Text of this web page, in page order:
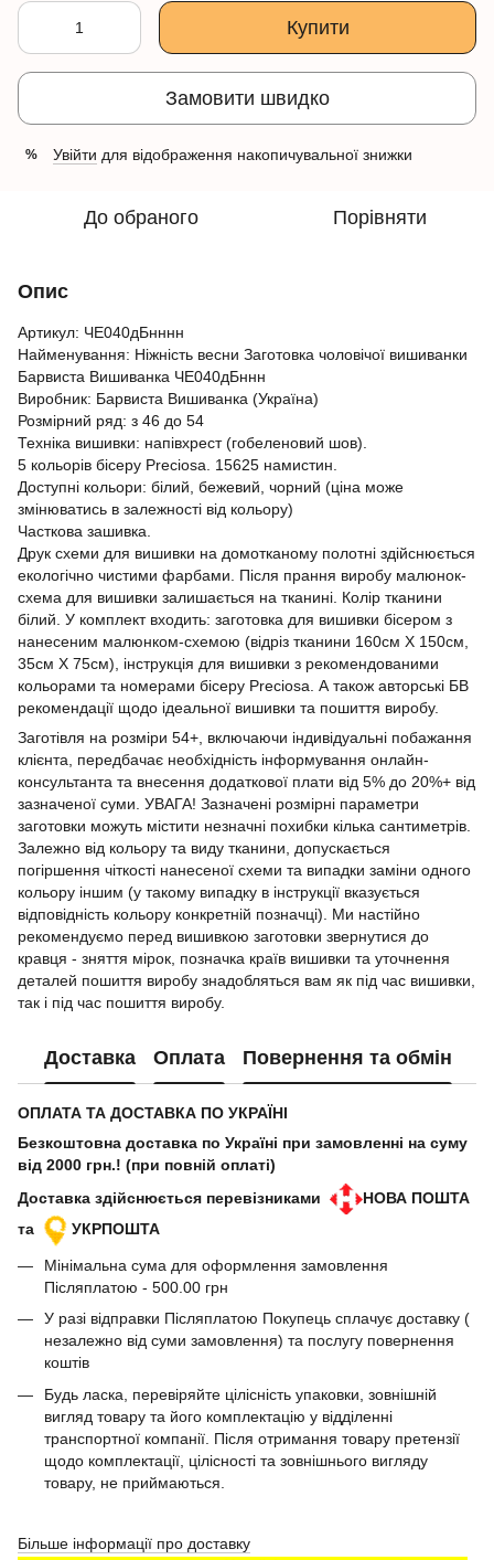
Купити
Замовити швидко
% Увійти для відображення накопичувальної знижки
До обраного Порівняти
Опис
Артикул: ЧЕ040дБнннн
Найменування: Ніжність весни Заготовка чоловічої вишиванки
Барвиста Вишиванка ЧЕ040дБннн
Виробник: Барвиста Вишиванка (Україна)
Розмірний ряд: з 46 до 54
Техніка вишивки: напівхрест (гобеленовий шов).
5 кольорів бісеру Preciosa. 15625 намистин.
Доступні кольори: білий, бежевий, чорний (ціна може
змінюватись в залежності від кольору)
Часткова зашивка.
Друк схеми для вишивки на домотканому полотні здійснюється
екологічно чистими фарбами. Після прання виробу малюнок-
схема для вишивки залишається на тканині. Колір тканини
білий. У комплект входить: заготовка для вишивки бісером з
нанесеним малюнком-схемою (відріз тканини 160см Х 150см,
35см X 75см), інструкція для вишивки з рекомендованими
кольорами та номерами бісеру Preciosa. А також авторські БВ
рекомендації щодо ідеальної вишивки та пошиття виробу.
Заготівля на розміри 54+, включаючи індивідуальні побажання
клієнта, передбачає необхідність інформування онлайн-
консультанта та внесення додаткової плати від 5% до 20%+ від
зазначеної суми. УВАГА! Зазначені розмірні параметри
заготовки можуть містити незначні похибки кілька сантиметрів.
Залежно від кольору та виду тканини, допускається
погіршення чіткості нанесеної схеми та випадки заміни одного
кольору іншим (у такому випадку в інструкції вказується
відповідність кольору конкретній позначці). Ми настійно
рекомендуємо перед вишивкою заготовки звернутися до
кравця - зняття мірок, позначка країв вишивки та уточнення
деталей пошиття виробу знадобляться вам як під час вишивки,
так і під час пошиття виробу.
Доставка Оплата Повернення та обмін
ОПЛАТА ТА ДОСТАВКА ПО УКРАЇНІ
Безкоштовна доставка по Україні при замовленні на суму
від 2000 грн.! (при повній оплаті)
Доставка здійснюється перевізниками
НОВА ПОШТА
та
УКРПОШТА
Мінімальна сума для оформлення замовлення
Післяплатою - 500.00 грн
У разі відправки Післяплатою Покупець сплачує доставку (
незалежно від суми замовлення) та послугу повернення
коштів
Будь ласка, перевіряйте цілісність упаковки, зовнішній
вигляд товару та його комплектацію у відділенні
транспортної компанії. Після отримання товару претензії
щодо комплектації, цілісності та зовнішнього вигляду
товару, не приймаються.
Більше інформації про доставку